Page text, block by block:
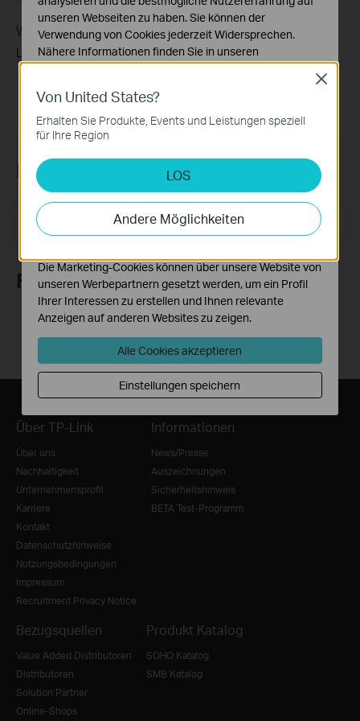
Wie registriere ich ein TP-Link-Produkt mit meiner TP-
Link-ID?
Newsletter abonnieren
E-Mail-Adresse Registrieren
Folge uns
Über TP-Link
Über uns
Nachhaltigkeit
Unternehmensprofil
Karriere
Kontakt
Datenschutzhinweise
Nutzungsbedingungen
Impressum
Recruitment Privacy Notice
Informationen
News/Presse
Auszeichnungen
Sicherheitshinweis
BETA Test-Programm
Bezugsquellen
Value Added Distributoren
Distributoren
Solution Partner
Online-Shops
Produkt Katalog
SOHO Katalog
SMB Katalog
Von United States?
Erhalten Sie Produkte, Events und Leistungen speziell
für Ihre Region
LOS
Andere Möglichkeiten
Close
unseren Webseiten zu haben. Sie können der
Verwendung von Cookies jederzeit Widersprechen.
Nähere Informationen finden Sie in unseren
Datenschutzhinweisen.
Notwendige Cookies
Diese Cookies sind zur Funktion der Website
erforderlich und können in Ihren Systemen nicht
Analyse- und Marketing-Cookies
Analyse-Cookies ermöglichen es uns, Ihre Aktivitäten
auf unserer Website zu analysieren, um die
Funktionsweise unserer Website zu verbessern und
Die Marketing-Cookies können über unsere Website von
unseren Werbepartnern gesetzt werden, um ein Profil
Ihrer Interessen zu erstellen und Ihnen relevante
Anzeigen auf anderen Websites zu zeigen.
Alle Cookies akzeptieren
Einstellungen speichern